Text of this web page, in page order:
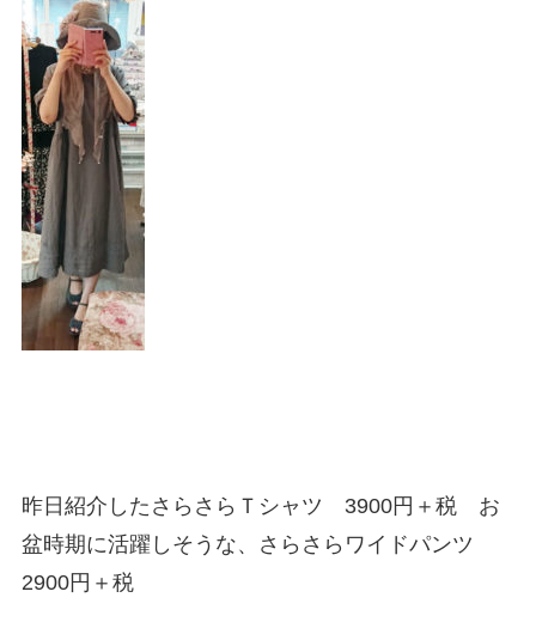
昨日紹介したさらさらＴシャツ 3900円＋税 お
盆時期に活躍しそうな、さらさらワイドパンツ
2900円＋税